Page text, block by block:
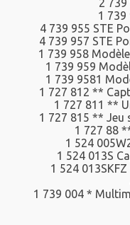
2 739
1 739
4 739 955 STE
4 739 957 STE
1 739 958
1 739 959
1 739 9581
1 727 812 **
1 727 811 **
1 727 815 **
1 727 88
1 524
1 524 013S
1 524
1 739 004 *